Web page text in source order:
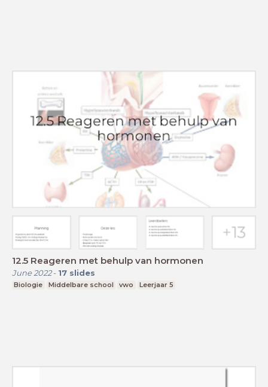
12.5 Reageren met behulp van hormonen
June 2022- 17 slides
Biologie Middelbare school vwo Leerjaar 5